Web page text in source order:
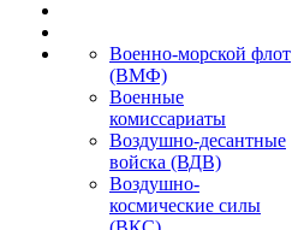
Военно-морской флот
(ВМФ)
Военные
комиссариаты
Воздушно-десантные
войска (ВДВ)
Воздушно-
космические силы